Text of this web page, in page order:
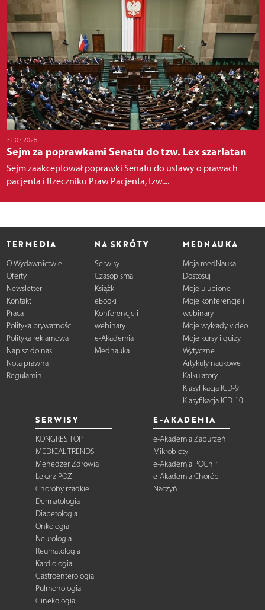
31.07.2026
Sejm za poprawkami Senatu do tzw. Lex szarlatan
Sejm zaakceptował poprawki Senatu do ustawy o prawach
pacjenta i Rzeczniku Praw Pacjenta, tzw....
TERMEDIA
O Wydawnictwie
Oferty
Newsletter
Kontakt
Praca
Polityka prywatności
Polityka reklamowa
Napisz do nas
Nota prawna
Regulamin
NA SKRÓTY
Serwisy
Czasopisma
Książki
eBooki
Konferencje i
webinary
e-Akademia
Mednauka
MEDNAUKA
Moja medNauka
Dostosuj
Moje ulubione
Moje konferencje i
webinary
Moje wykłady video
Moje kursy i quizy
Wytyczne
Artykuły naukowe
Kalkulatory
Klasyfikacja ICD-9
Klasyfikacja ICD-10
SERWISY
KONGRES TOP
MEDICAL TRENDS
Menedżer Zdrowia
Lekarz POZ
Choroby rzadkie
Dermatologia
Diabetologia
Onkologia
Neurologia
Reumatologia
Kardiologia
Gastroenterologia
Pulmonologia
Ginekologia
E-AKADEMIA
e-Akademia Zaburzeń
Mikrobioty
e-Akademia POChP
e-Akademia Chorób
Naczyń